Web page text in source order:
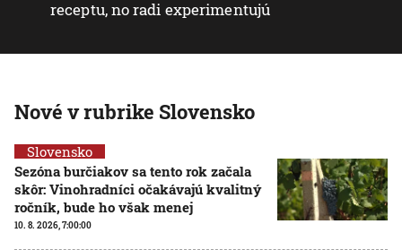
receptu, no radi experimentujú
Nové v rubrike Slovensko
Slovensko
Sezóna burčiakov sa tento rok začala
skôr: Vinohradníci očakávajú kvalitný
ročník, bude ho však menej
10. 8. 2026, 7:00:00